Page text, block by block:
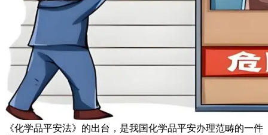
《化学品平安法》的出台，是我国化学品平安办理范畴的一件